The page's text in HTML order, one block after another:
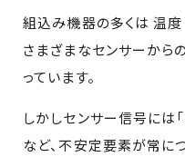
組込み機器の多くは 温度
さまざまなセンサーから
っています。
しかしセンサー信号には「
など、不安定要素が常に